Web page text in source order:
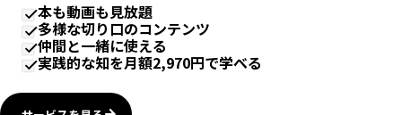
本も動画も見放題
多様な切り口のコンテンツ
仲間と一緒に使える
実践的な知を月額2,970円で学べる